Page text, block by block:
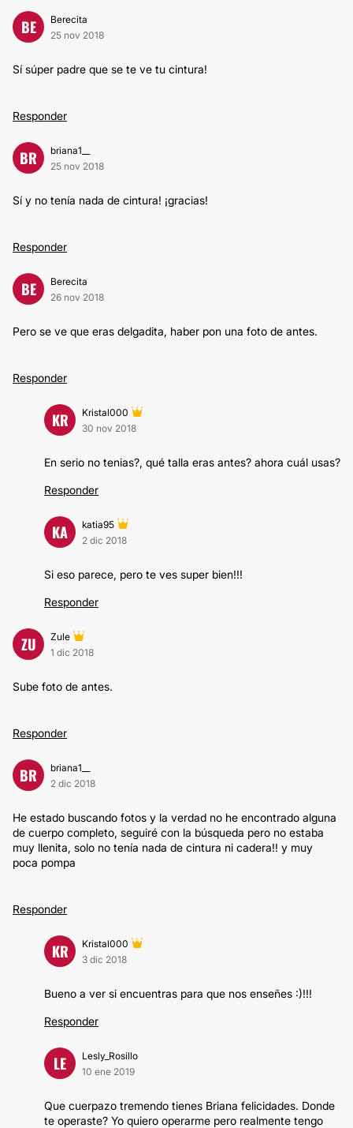
BE
Berecita
25 nov 2018
Sí súper padre que se te ve tu cintura!
Responder
BR
briana1__
25 nov 2018
Sí y no tenía nada de cintura! ¡gracias!
Responder
BE
Berecita
26 nov 2018
Pero se ve que eras delgadita, haber pon una foto de antes.
Responder
KR
Kristal000
30 nov 2018
En serio no tenias?, qué talla eras antes? ahora cuál usas?
Responder
KA
katia95
2 dic 2018
Si eso parece, pero te ves super bien!!!
Responder
ZU
Zule
1 dic 2018
Sube foto de antes.
Responder
BR
briana1__
2 dic 2018
He estado buscando fotos y la verdad no he encontrado alguna
de cuerpo completo, seguiré con la búsqueda pero no estaba
muy llenita, solo no tenía nada de cintura ni cadera!! y muy
poca pompa
Responder
KR
Kristal000
3 dic 2018
Bueno a ver si encuentras para que nos enseñes :)!!!
Responder
LE
Lesly_Rosillo
10 ene 2019
Que cuerpazo tremendo tienes Briana felicidades. Donde
te operaste? Yo quiero operarme pero realmente tengo